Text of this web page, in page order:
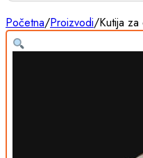
Početna/Proizvodi/Kutija